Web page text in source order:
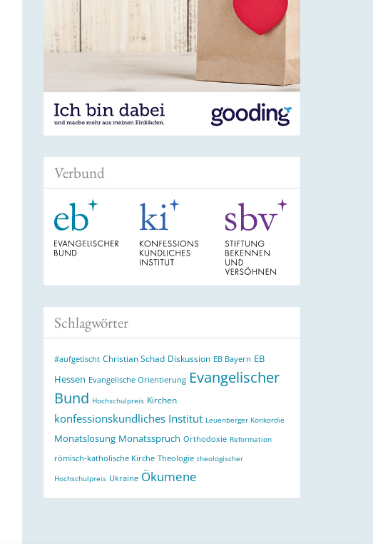
Verbund
Schlagwörter
#aufgetischt Christian Schad Diskussion EB Bayern EB
Hessen Evangelische Orientierung Evangelischer
Bund Hochschulpreis Kirchen
konfessionskundliches Institut Leuenberger Konkordie
Monatslosung Monatsspruch Orthodoxie Reformation
römisch-katholische Kirche Theologie theologischer
Hochschulpreis Ukraine Ökumene